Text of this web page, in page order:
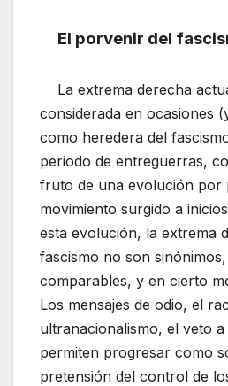
El porvenir del
La extrema derecha
considerada en ocasiones
como heredera del
periodo de entreguerras,
fruto de una evolución por
movimiento surgido a
esta evolución, la extrema
fascismo no son
comparables, y en cierto
Los mensajes de odio, el
ultranacionalismo, el veto
permiten progresar como
pretensión del control de